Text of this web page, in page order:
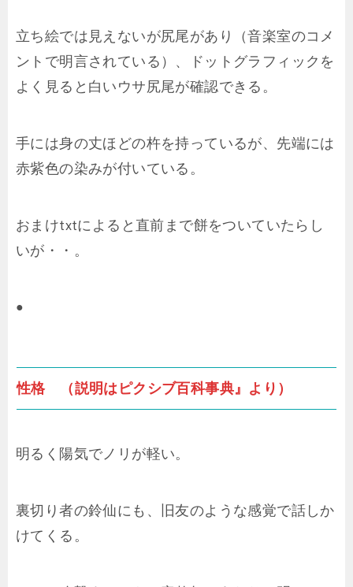
立ち絵では見えないが尻尾があり（音楽室のコメ
ントで明言されている）、ドットグラフィックを
よく見ると白いウサ尻尾が確認できる。
手には身の丈ほどの杵を持っているが、先端には
赤紫色の染みが付いている。
おまけtxtによると直前まで餅をついていたらし
いが・・。
●
性格 （説明はピクシブ百科事典』より）
明るく陽気でノリが軽い。
裏切り者の鈴仙にも、旧友のような感覚で話しか
けてくる。